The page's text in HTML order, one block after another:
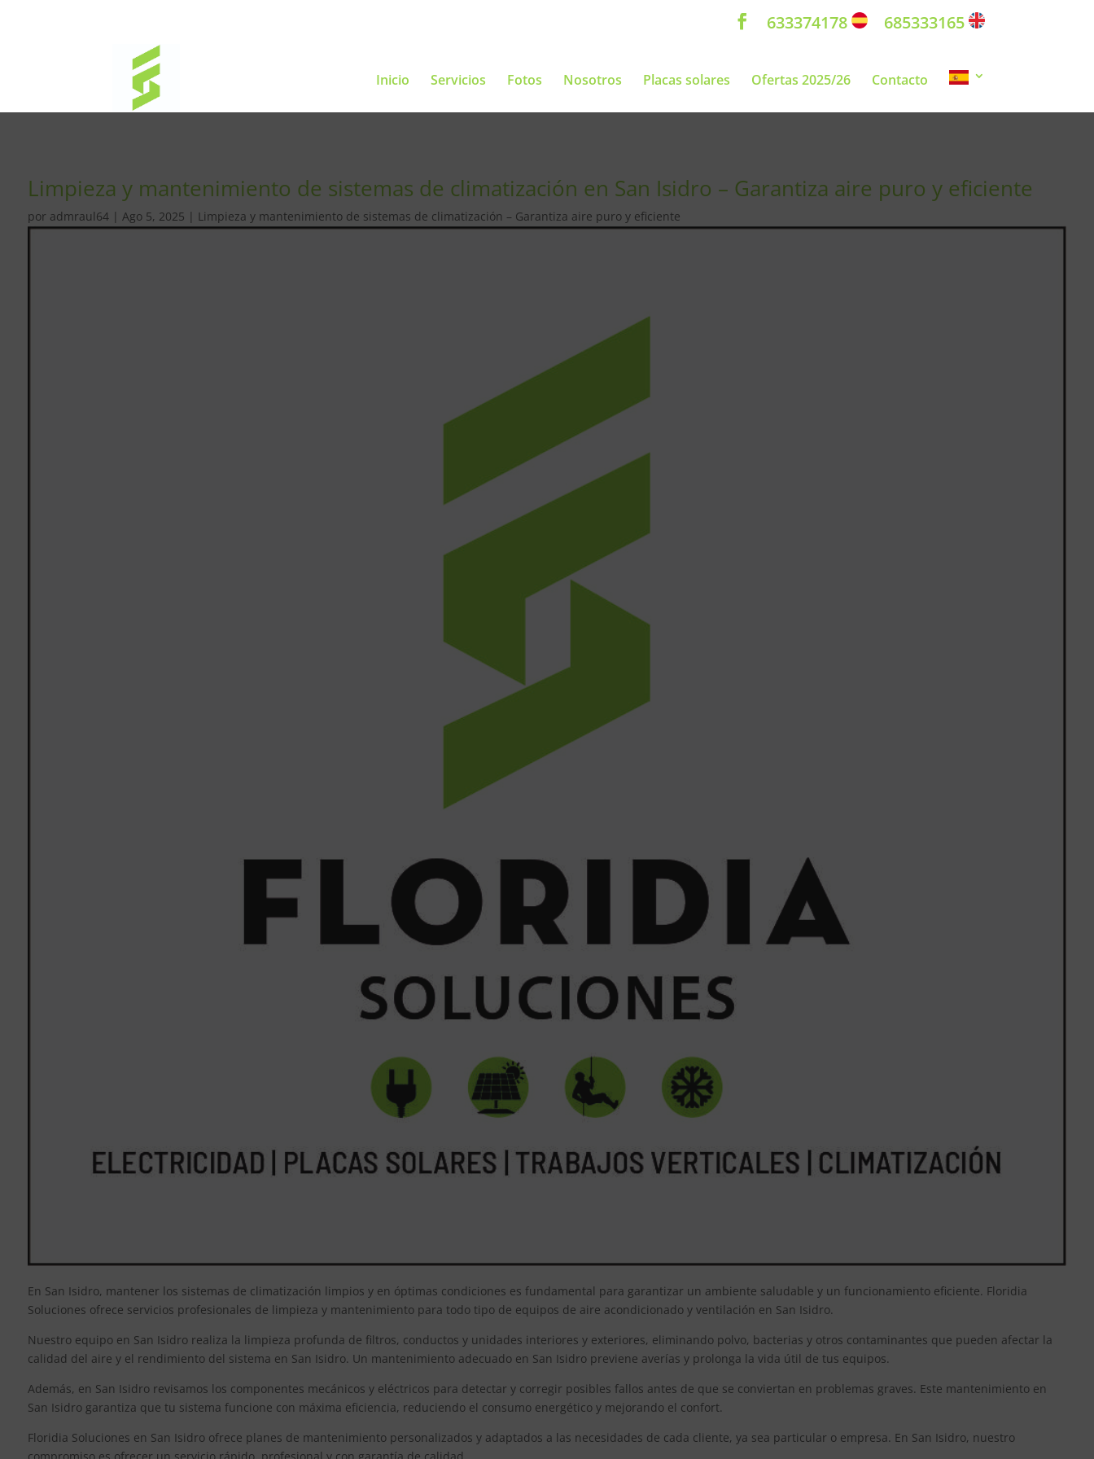
633374178 685333165
Inicio Servicios Fotos Nosotros Placas solares Ofertas 2025/26 Contacto
Limpieza y mantenimiento de sistemas de climatización en San Isidro – Garantiza aire puro y eficiente
por admraul64| Ago 5, 2025 | Limpieza y mantenimiento de sistemas de climatización – Garantiza aire puro y eficiente
En San Isidro, mantener los sistemas de climatización limpios y en óptimas condiciones es fundamental para garantizar un ambiente saludable y un funcionamiento eficiente. Floridia
Soluciones ofrece servicios profesionales de limpieza y mantenimiento para todo tipo de equipos de aire acondicionado y ventilación en San Isidro.
Nuestro equipo en San Isidro realiza la limpieza profunda de filtros, conductos y unidades interiores y exteriores, eliminando polvo, bacterias y otros contaminantes que pueden afectar la
calidad del aire y el rendimiento del sistema en San Isidro. Un mantenimiento adecuado en San Isidro previene averías y prolonga la vida útil de tus equipos.
Además, en San Isidro revisamos los componentes mecánicos y eléctricos para detectar y corregir posibles fallos antes de que se conviertan en problemas graves. Este mantenimiento en
San Isidro garantiza que tu sistema funcione con máxima eficiencia, reduciendo el consumo energético y mejorando el confort.
Floridia Soluciones en San Isidro ofrece planes de mantenimiento personalizados y adaptados a las necesidades de cada cliente, ya sea particular o empresa. En San Isidro, nuestro